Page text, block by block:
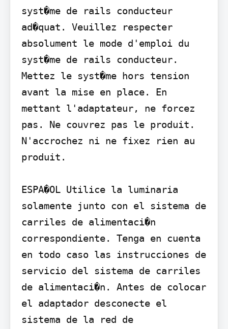
syst�me de rails conducteur
ad�quat. Veuillez respecter
absolument le mode d'emploi du
syst�me de rails conducteur.
Mettez le syst�me hors tension
avant la mise en place. En
mettant l'adaptateur, ne forcez
pas. Ne couvrez pas le produit.
N'accrochez ni ne fixez rien au
produit.
ESPA�OL Utilice la luminaria
solamente junto con el sistema de
carriles de alimentaci�n
correspondiente. Tenga en cuenta
en todo caso las instrucciones de
servicio del sistema de carriles
de alimentaci�n. Antes de colocar
el adaptador desconecte el
sistema de la red de